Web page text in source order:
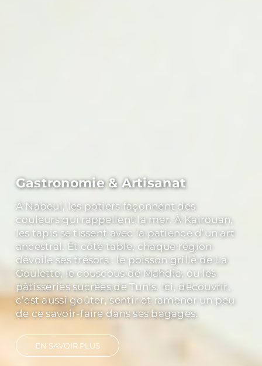
Culture & History
Explorer Carthage, c’est toucher du regard
les vestiges d’un empire qui a marqué la
Méditerranée. Découvrir Dougga, classée
au patrimoine mondial de l’UNESCO, c’est
marcher dans un théâtre antique où le
silence a encore la force des ovations. Et à
Kairouan, capitale spirituelle, les minarets
racontent mille ans de foi et de traditions.